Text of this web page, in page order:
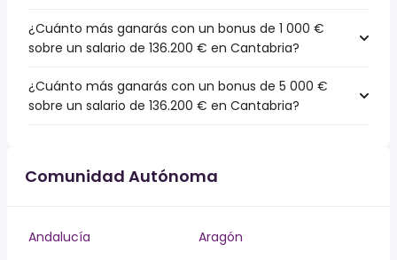
¿Cuánto más ganarás con un bonus de 1 000 €
sobre un salario de 136.200 € en Cantabria?
¿Cuánto más ganarás con un bonus de 5 000 €
sobre un salario de 136.200 € en Cantabria?
Comunidad Autónoma
Andalucía
Aragón